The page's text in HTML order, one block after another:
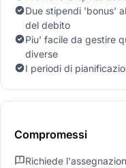
Due stipendi 'bonus'
del debito
Piu' facile da gestire
diverse
I periodi di
Compromessi
Richiede